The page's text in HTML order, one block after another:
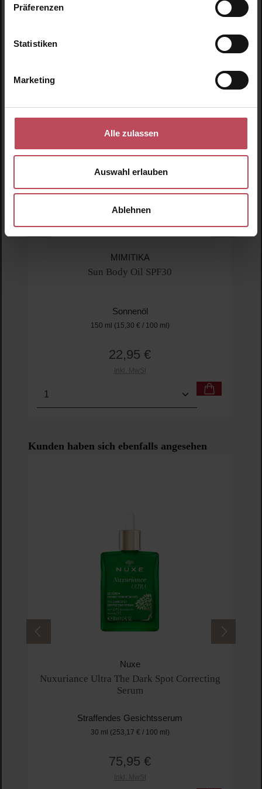
Präferenzen
Statistiken
Marketing
Alle zulassen
Auswahl erlauben
Ablehnen
Ähnliche Produkte
MIMITIKA
Sun Body Oil SPF30
Sonnenöl
150 ml (15,30 € / 100 ml)
Regulärer Preis:
22,95 €
Inkl. MwSt
Produkt Anzahl: Gib den gewünschten Wert
Produktgalerie überspringen
Kunden haben sich ebenfalls angesehen
Nuxe
Nuxuriance Ultra The Dark Spot Correcting
Serum
Straffendes Gesichtsserum
30 ml (253,17 € / 100 ml)
Regulärer Preis:
75,95 €
Inkl. MwSt